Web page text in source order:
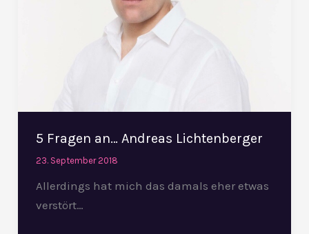
5 Fragen an… Andreas Lichtenberger
23. September 2018
Allerdings hat mich das damals eher etwas
verstört…